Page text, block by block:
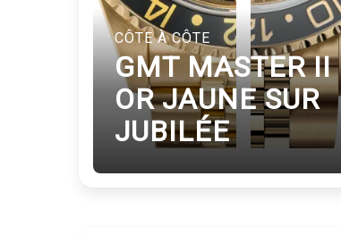
© Tourneau
CÔTE À CÔTE
GMT MASTER II
OR JAUNE SUR
JUBILÉE